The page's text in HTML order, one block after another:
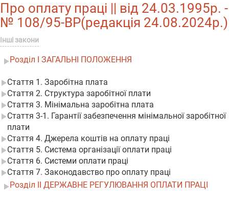
Про оплату праці || від 24.03.1995р. -
№ 108/95-ВР(редакція 24.08.2024р.)
Інші закони
Розділ I ЗАГАЛЬНІ ПОЛОЖЕННЯ
Стаття 1. Заробітна плата
Стаття 2. Структура заробітної плати
Стаття 3. Мінімальна заробітна плата
Стаття 3-1. Гарантії забезпечення мінімальної заробітної
плати
Стаття 4. Джерела коштів на оплату праці
Стаття 5. Система організації оплати праці
Стаття 6. Системи оплати праці
Стаття 7. Законодавство про оплату праці
Розділ II ДЕРЖАВНЕ РЕГУЛЮВАННЯ ОПЛАТИ ПРАЦІ